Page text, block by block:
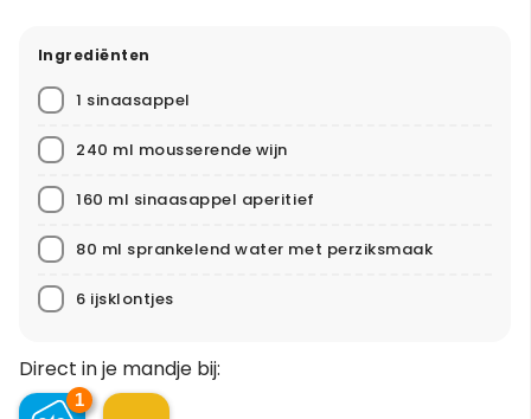
Ingrediënten
1 sinaasappel
240 ml mousserende wijn
160 ml sinaasappel aperitief
80 ml sprankelend water met perziksmaak
6 ijsklontjes
Direct in je mandje bij:
1